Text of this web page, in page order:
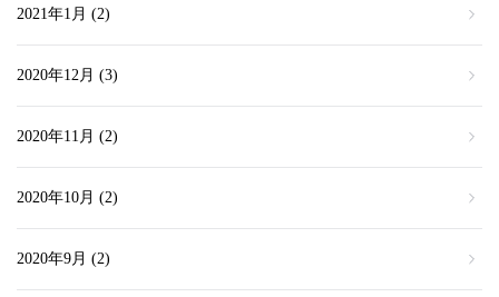
2021年1月 (2)
2020年12月 (3)
2020年11月 (2)
2020年10月 (2)
2020年9月 (2)